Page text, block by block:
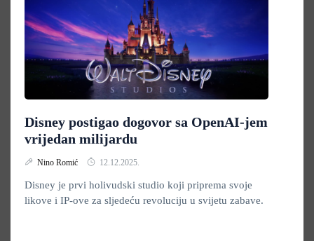
Disney postigao dogovor sa OpenAI-jem
vrijedan milijardu
Nino Romić 12.12.2025.
Disney je prvi holivudski studio koji priprema svoje
likove i IP-ove za sljedeću revoluciju u svijetu zabave.